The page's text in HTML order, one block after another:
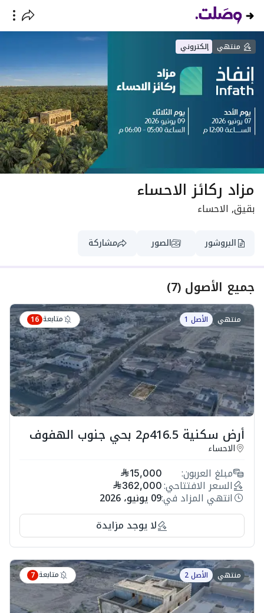
منتهي إلكتروني
مزاد ركائز الاحساء
بقيق, الاحساء
البروشور الصور مشاركة
جميع الأصول (
7
)
منتهي الأصل 1 متابعة 16
أرض سكنية 416.5م2 بحي جنوب الهفوف
الاحساء
مبلغ العربون: 15,000
السعر الافتتاحي: 362,000
انتهي المزاد في:09 يونيو، 2026
لا يوجد مزايدة
منتهي الأصل 2 متابعة 7